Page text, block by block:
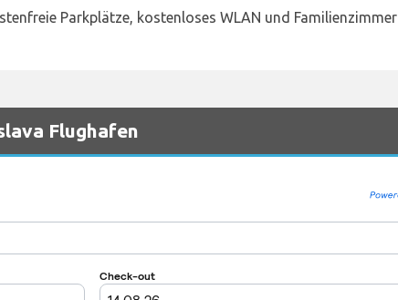
Parkplätze, kostenloses WLAN und Familienzimmer
Flughafen